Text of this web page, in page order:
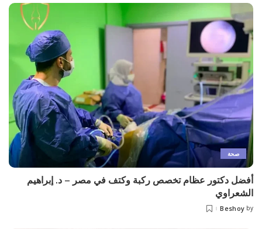
صحة
أفضل دكتور عظام تخصص ركبة وكتف في مصر – د. إبراهيم
الشعراوي
Posted
by
Beshoy